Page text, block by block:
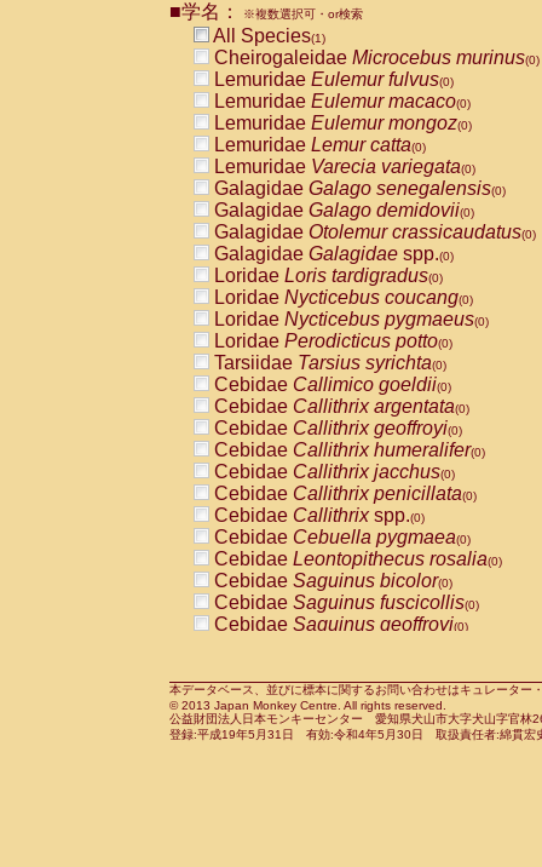
CebidaeCebus nigrivittatus
CebidaeCebus
CebidaeSaimiri boliviensis(0)
CebidaeSaimiri sciureus(0)
AtelidaeAlouatta caraya(0)
AtelidaeAlouatta fusca(0)
AtelidaeAlouatta seniculus
AtelidaeAlouattaspp.(0)
AtelidaeAteles belzebuth(0)
AtelidaeAteles geoffroyi(0)
AtelidaeAteles paniscus(0)
AtelidaeAtelesspp.(0)
Atelidae Lagothrix lagothricha
AtelidaeLagothrix lagothricha cana
PitheciidaeCacajao calvus
PitheciidaeCallicebus cupreus
PitheciidaeCallicebus donacophilus
PitheciidaeCallicebus moloch
PitheciidaeCallicebus torquatus
PitheciidaeCallicebusspp.(0)
PitheciidaeChiropotes satanas(0)
PitheciidaePithecia monachus
PitheciidaePithecia pithecia(0)
CercopithecidaeCercocebus agilis
CercopithecidaeCercocebus
CercopithecidaeCercocebus
CercopithecidaeCercocebus
CercopithecidaeCercocebus
CercopithecidaeCercocebushybrid
CercopithecidaePapio anubis(0)
CercopithecidaePapio cynocephalus
CercopithecidaePapio hamadryas(0)
■学名： ※複数選択可・or検索
All Species(1)
Cheirogaleidae Microcebus murinus(0)
Lemuridae Eulemur fulvus(0)
Lemuridae Eulemur macaco(0)
Lemuridae Eulemur mongoz(0)
Lemuridae Lemur catta(0)
Lemuridae Varecia variegata(0)
Galagidae Galago senegalensis(0)
Galagidae Galago demidovii(0)
Galagidae Otolemur crassicaudatus(0)
Galagidae Galagidae spp.(0)
Loridae Loris tardigradus(0)
Loridae Nycticebus coucang(0)
Loridae Nycticebus pygmaeus(0)
Loridae Perodicticus potto(0)
Tarsiidae Tarsius syrichta(0)
Cebidae Callimico goeldii(0)
Cebidae Callithrix argentata(0)
Cebidae Callithrix geoffroyi(0)
Cebidae Callithrix humeralifer(0)
Cebidae Callithrix jacchus(0)
Cebidae Callithrix penicillata(0)
Cebidae Callithrixspp.(0)
Cebidae Cebuella pygmaea(0)
Cebidae Leontopithecus rosalia(0)
Cebidae Saguinus bicolor(0)
Cebidae Saguinus fuscicollis(0)
Cebidae Saguinus geoffroyi(0)
CebidaeSaguinus leucopus(0)
CebidaeSaguinus midas(0)
Cebidae Saguinus mystax(0)
本データベース、並びに標本に関するお問い合わせはキュレータ
© 2013 Japan Monkey Centre. All rights reserved.
公益財団法人日本モンキーセンター 愛知県犬山市大字犬山字官
登録:平成19年5月31日 有効:令和4年5月30日 取扱責任者:綿貫宏